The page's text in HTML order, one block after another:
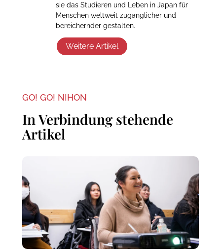
sie das Studieren und Leben in Japan für
Menschen weltweit zugänglicher und
bereichernder gestalten.
Weitere Artikel
GO! GO! NIHON
In Verbindung stehende
Artikel